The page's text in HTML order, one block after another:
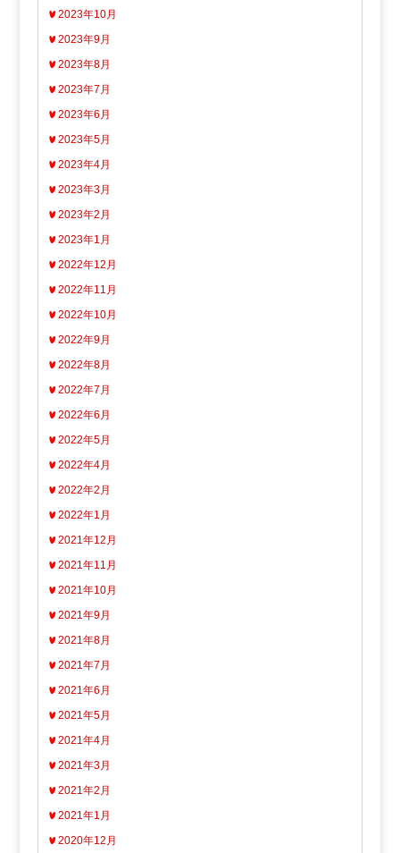
2023年10月
2023年9月
2023年8月
2023年7月
2023年6月
2023年5月
2023年4月
2023年3月
2023年2月
2023年1月
2022年12月
2022年11月
2022年10月
2022年9月
2022年8月
2022年7月
2022年6月
2022年5月
2022年4月
2022年2月
2022年1月
2021年12月
2021年11月
2021年10月
2021年9月
2021年8月
2021年7月
2021年6月
2021年5月
2021年4月
2021年3月
2021年2月
2021年1月
2020年12月